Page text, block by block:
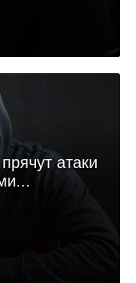
атаки